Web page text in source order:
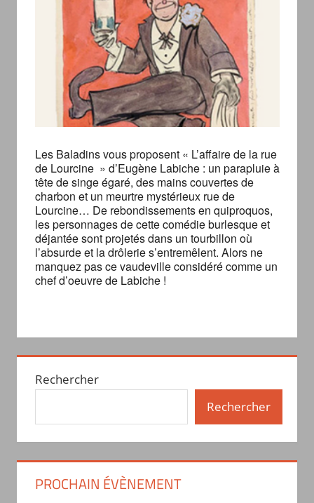
Les Baladins vous proposent « L’affaire de la rue
de Lourcine » d’Eugène Labiche : un parapluie à
tête de singe égaré, des mains couvertes de
charbon et un meurtre mystérieux rue de
Lourcine… De rebondissements en quiproquos,
les personnages de cette comédie burlesque et
déjantée sont projetés dans un tourbillon où
l’absurde et la drôlerie s’entremêlent. Alors ne
manquez pas ce vaudeville considéré comme un
chef d’oeuvre de Labiche !
Rechercher
Rechercher
PROCHAIN ÉVÈNEMENT